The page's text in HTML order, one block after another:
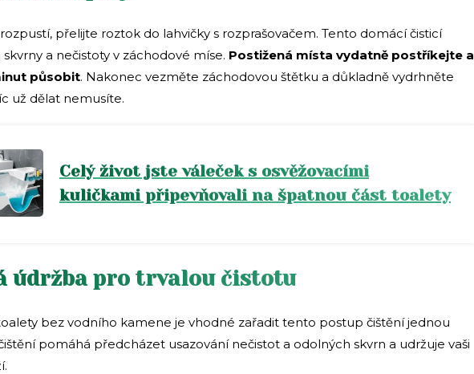
přelijte roztok do lahvičky s rozprašovačem. Tento domácí čisticí
a nečistoty v záchodové míse. Postižená místa vydatně postříkejte a
působit. Nakonec vezměte záchodovou štětku a důkladně vydrhněte
už dělat nemusíte.
Celý život jste váleček s osvěžovacími
kuličkami připevňovali na špatnou část toalety
údržba pro trvalou čistotu
bez vodního kamene je vhodné zařadit tento postup čištění jednou
pomáhá předcházet usazování nečistot a odolných skvrn a udržuje vaši